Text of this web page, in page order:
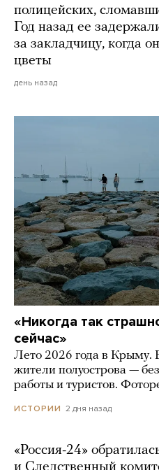
полицейских,
Год назад ее
за закладчицу, когда
цветы
день назад
«Никогда так
сейчас»
Лето 2026 года в Крыму.
жители полуострова —
работы и туристов.
ИСТОРИИ 2 дня назад
«Россия-24»
и Следственный